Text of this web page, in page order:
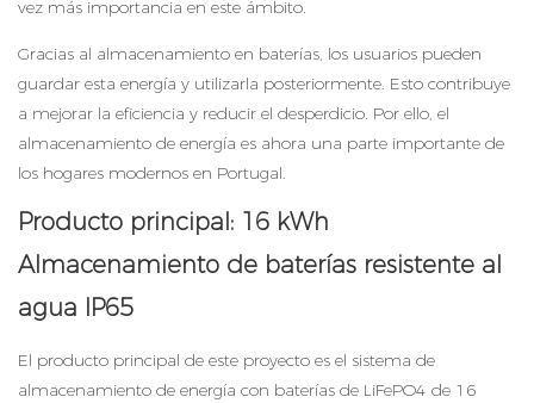
vez más importancia en este ámbito.
Gracias al almacenamiento en baterías, los usuarios pueden
guardar esta energía y utilizarla posteriormente. Esto contribuye
a mejorar la eficiencia y reducir el desperdicio. Por ello, el
almacenamiento de energía es ahora una parte importante de
los hogares modernos en Portugal.
Producto principal: 16 kWh
Almacenamiento de baterías resistente al
agua IP65
El producto principal de este proyecto es el sistema de
almacenamiento de energía con baterías de LiFePO4 de 16